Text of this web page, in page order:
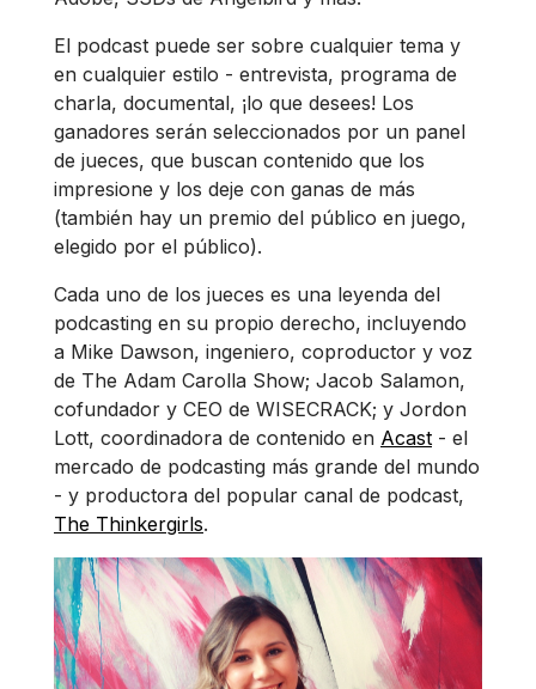
El podcast puede ser sobre cualquier tema y
en cualquier estilo - entrevista, programa de
charla, documental, ¡lo que desees! Los
ganadores serán seleccionados por un panel
de jueces, que buscan contenido que los
impresione y los deje con ganas de más
(también hay un premio del público en juego,
elegido por el público).
Cada uno de los jueces es una leyenda del
podcasting en su propio derecho, incluyendo
a Mike Dawson, ingeniero, coproductor y voz
de The Adam Carolla Show; Jacob Salamon,
cofundador y CEO de WISECRACK; y Jordon
Lott, coordinadora de contenido en Acast - el
mercado de podcasting más grande del mundo
- y productora del popular canal de podcast,
The Thinkergirls.